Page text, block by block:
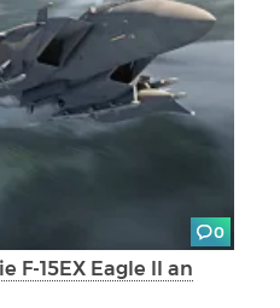
0
F-15EX Eagle II an